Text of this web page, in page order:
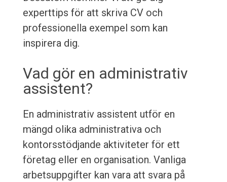
experttips för att skriva CV och
professionella exempel som kan
inspirera dig.
Vad gör en administrativ
assistent?
En administrativ assistent utför en
mängd olika administrativa och
kontorsstödjande aktiviteter för ett
företag eller en organisation. Vanliga
arbetsuppgifter kan vara att svara på